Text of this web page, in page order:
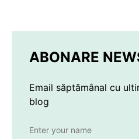
ABONARE
Email săptămânal cu
blog